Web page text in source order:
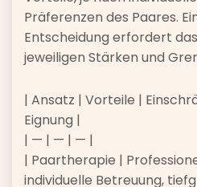
Präferenzen des Paares.
Entscheidung erfordert
jeweiligen Stärken und
| Ansatz | Vorteile |
Eignung |
| — | — | — |
| Paartherapie |
individuelle Betreuung,